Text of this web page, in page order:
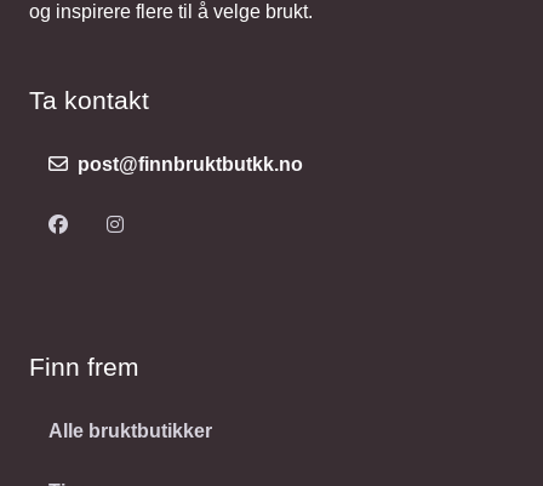
og inspirere flere til å velge brukt.
Ta kontakt
post@finnbruktbutkk.no
Finn frem
Alle bruktbutikker